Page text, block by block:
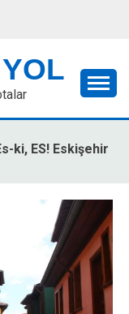
ki, ES! Eskişehir